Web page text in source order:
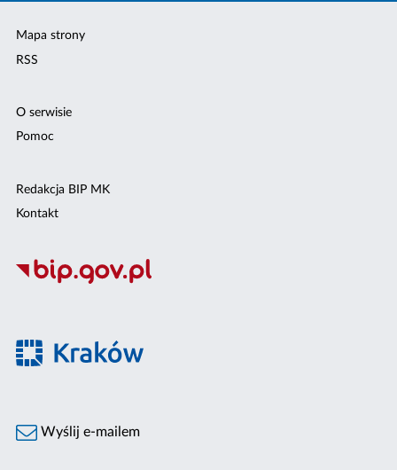
Mapa strony
RSS
O serwisie
Pomoc
Redakcja BIP MK
Kontakt
Wyślij e-mailem